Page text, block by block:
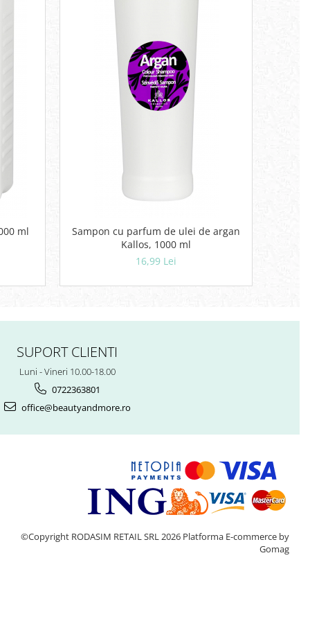
KJMN, 9% , 1000 ml
Sampon cu parfum de ulei de argan
Kallos, 1000 ml
16,99 Lei
SUPORT CLIENTI
Luni - Vineri 10.00-18.00
0722363801
office@beautyandmore.ro
©Copyright RODASIM RETAIL SRL 2026 Platforma E-commerce by
Gomag